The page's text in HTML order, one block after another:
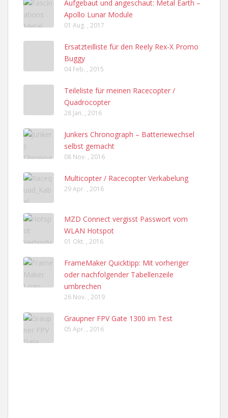
Aufgebaut und angeschaut: Metal Earth –
Apollo Lunar Module
01 Aug. , 2017
Ersatzteilliste für den Reely Rex-X Promo
Buggy
04 Feb. , 2015
Teileliste für meinen Racecopter /
Quadrocopter
28 Jan. , 2016
Junkers Chronograph – Batteriewechsel
selbst gemacht
08 Nov. , 2016
Multicopter / Racecopter Verkabelung
29 Apr. , 2016
MZD Connect vergisst Passwort vom
WLAN Hotspot
01 Okt. , 2016
FrameMaker Quicktipp: Mit vorheriger
oder nachfolgender Tabellenzeile
umbrechen
26 Nov. , 2019
Graupner FPV Gate 1300 im Test
05 Apr. , 2016